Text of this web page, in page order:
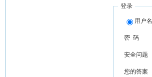
登录
用户名
密 码
安全问题
您的答案